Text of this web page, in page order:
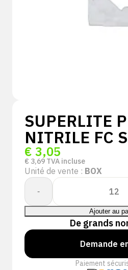
SUPERLITE
NITRILE FC S
€ 3,05
€ 3,69 TVA incluse
Unité de vente : BOX
-
quantité
SUPERLITE
PLUS
NITRILE
S
Ajouter au
De grands
Demande
Paiement